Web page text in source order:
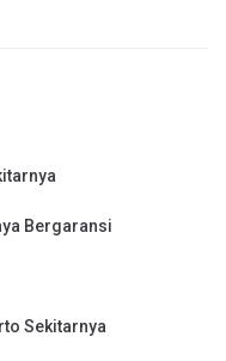
Bergaransi
Sekitarnya